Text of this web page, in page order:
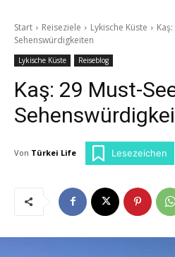
Start Reiseziele Lykische Küste
Sehenswürdigkeiten
Lykische Küste Reiseblog
Kaş: 29 Must-
Von Türkei Life Lesezeichen